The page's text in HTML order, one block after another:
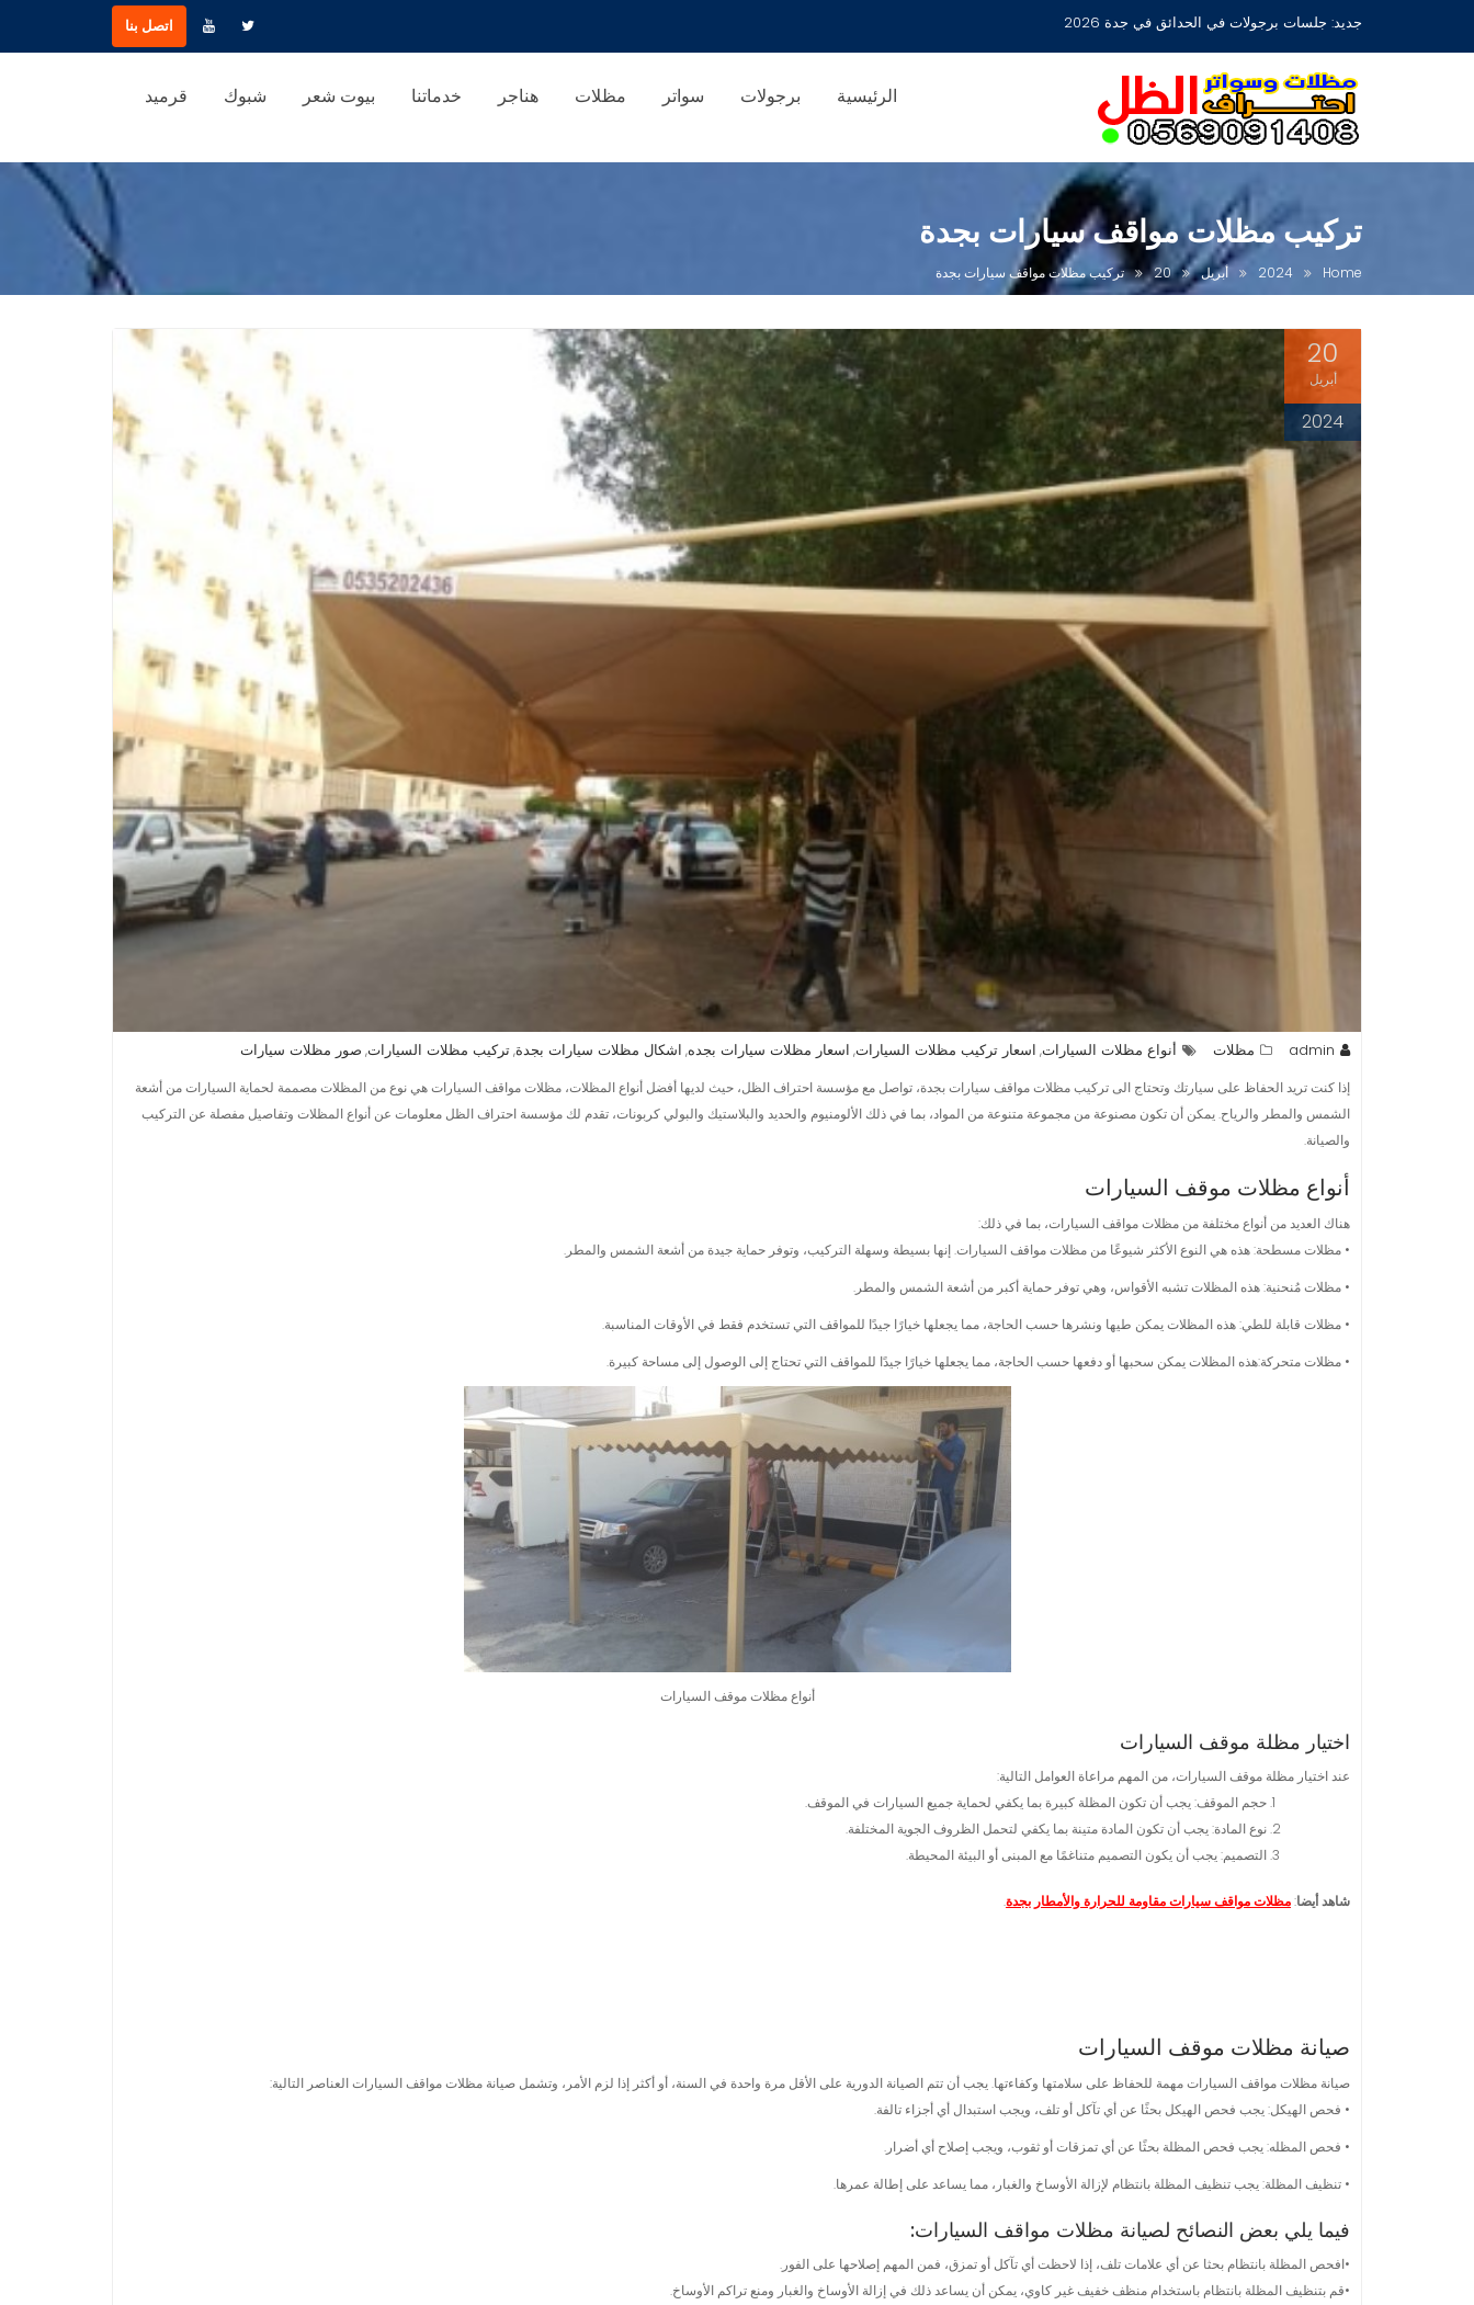
جديد: مظلات جلسات حدائق أشكال مودرن عصرية جديدة بجدة اتصل بنا
الرئيسية برجولات سواتر مظلات هناجر خدماتنا بيوت شعر شبوك قرميد
تركيب مظلات مواقف سيارات بجدة
Home
2024 أبريل 20 تركيب مظلات مواقف سيارات بجدة
20
أبريل
2024
admin مظلات أنواع مظلات السيارات, اسعار تركيب مظلات السيارات, اسعار مظلات سيارات بجده, اشكال مظلات سيارات بجدة,تركيب مظلات السيارات, صور مظلات سيارات
إذا كنت تريد الحفاظ على سيارتك وتحتاج الى تركيب مظلات مواقف سيارات بجدة، تواصل مع مؤسسة احتراف الظل، حيث لديها أفضل أنواع المظلات، مظلات مواقف السيارات هي نوع من المظلات مصممة لحماية السيارات من أشعة
الشمس والمطر والرياح. يمكن أن تكون مصنوعة من مجموعة متنوعة من المواد، بما في ذلك الألومنيوم والحديد والبلاستيك والبولي كربونات، تقدم لك مؤسسة احتراف الظل معلومات عن أنواع المظلات وتفاصيل مفصلة عن التركيب
والصيانة.
أنواع مظلات موقف السيارات
هناك العديد من أنواع مختلفة من مظلات مواقف السيارات، بما في ذلك:
• مظلات مسطحة: هذه هي النوع الأكثر شيوعًا من مظلات مواقف السيارات. إنها بسيطة وسهلة التركيب، وتوفر حماية جيدة من أشعة الشمس والمطر.
• مظلات مُنحنية: هذه المظلات تشبه الأقواس، وهي توفر حماية أكبر من أشعة الشمس والمطر.
• مظلات قابلة للطي: هذه المظلات يمكن طيها ونشرها حسب الحاجة، مما يجعلها خيارًا جيدًا للمواقف التي تستخدم فقط في الأوقات المناسبة.
• مظلات متحركة:هذه المظلات يمكن سحبها أو دفعها حسب الحاجة، مما يجعلها خيارًا جيدًا للمواقف التي تحتاج إلى الوصول إلى مساحة كبيرة.
أنواع مظلات موقف السيارات
اختيار مظلة موقف السيارات
عند اختيار مظلة موقف السيارات، من المهم مراعاة العوامل التالية:
حجم الموقف: يجب أن تكون المظلة كبيرة بما يكفي لحماية جميع السيارات في الموقف.
نوع المادة: يجب أن تكون المادة متينة بما يكفي لتحمل الظروف الجوية المختلفة.
التصميم: يجب أن يكون التصميم متناغمًا مع المبنى أو البيئة المحيطة.
شاهد أيضا:مظلات مواقف سيارات مقاومة للحرارة والأمطار بجدة.
صيانة مظلات موقف السيارات
صيانة مظلات مواقف السيارات مهمة للحفاظ على سلامتها وكفاءتها. يجب أن تتم الصيانة الدورية على الأقل مرة واحدة في السنة، أو أكثر إذا لزم الأمر، وتشمل صيانة مظلات مواقف السيارات العناصر التالية:
• فحص الهيكل: يجب فحص الهيكل بحثًا عن أي تآكل أو تلف، ويجب استبدال أي أجزاء تالفة.
• فحص المظله: يجب فحص المظلة بحثًا عن أي تمزقات أو ثقوب، ويجب إصلاح أي أضرار.
• تنظيف المظلة: يجب تنظيف المظلة بانتظام لإزالة الأوساخ والغبار، مما يساعد على إطالة عمرها.
فيما يلي بعض النصائح لصيانة مظلات مواقف السيارات:
•افحص المظلة بانتظام بحثا عن أي علامات تلف، إذا لاحظت أي تآكل أو تمزق، فمن المهم إصلاحها على الفور.
•قم بتنظيف المظلة بانتظام باستخدام منظف خفيف غير كاوي، يمكن أن يساعد ذلك في إزالة الأوساخ والغبار ومنع تراكم الأوساخ.